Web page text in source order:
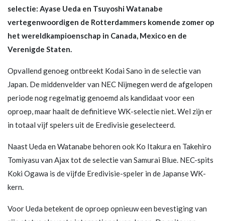
selectie: Ayase Ueda en Tsuyoshi Watanabe
vertegenwoordigen de Rotterdammers komende zomer op
het wereldkampioenschap in Canada, Mexico en de
Verenigde Staten.
Opvallend genoeg ontbreekt Kodai Sano in de selectie van
Japan. De middenvelder van NEC Nijmegen werd de afgelopen
periode nog regelmatig genoemd als kandidaat voor een
oproep, maar haalt de definitieve WK-selectie niet. Wel zijn er
in totaal vijf spelers uit de Eredivisie geselecteerd.
Naast Ueda en Watanabe behoren ook Ko Itakura en Takehiro
Tomiyasu van Ajax tot de selectie van Samurai Blue. NEC-spits
Koki Ogawa is de vijfde Eredivisie-speler in de Japanse WK-
kern.
Voor Ueda betekent de oproep opnieuw een bevestiging van